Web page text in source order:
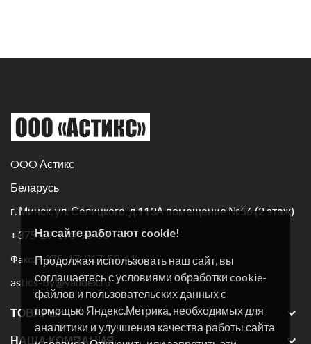
На сайте работают cookie!
Продолжая использовать наш сайт, вы
соглашаетесь с условиями обработки cookie-
файлов и пользовательских данных с
помощью Яндекс.Метрика, необходимых для
аналитики и улучшения качества работы сайта
OOO Астикс
Беларусь
г. Минск, ул. Селицкого, д.113А помещение №56 (2 этаж)
+375-29-170-96-60
Факс:+375-17-317-59-41
astics-by@yandex.ru
ТОВАРЫ 
НАША КОМПАНИЯ